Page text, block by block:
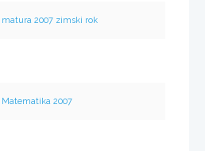
matura 2007 zimski rok
Matematika 2007